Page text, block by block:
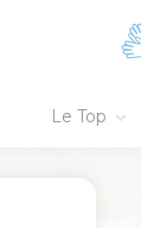
Le Top
des
et
deux cent
élevé et